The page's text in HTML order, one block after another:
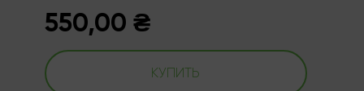
550,00₴
КУПИТЬ